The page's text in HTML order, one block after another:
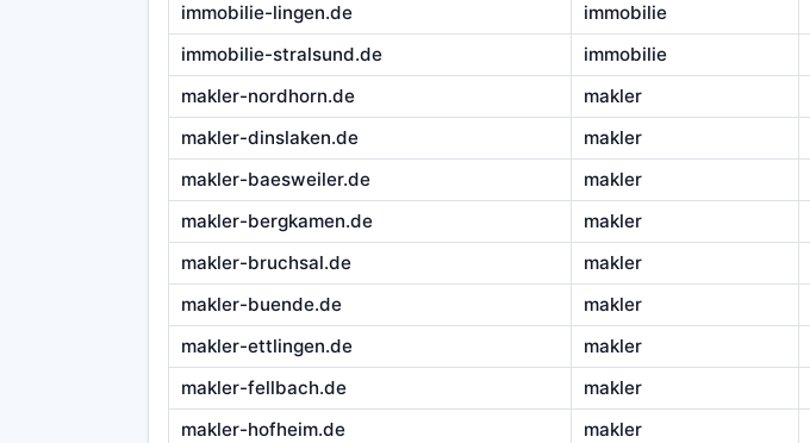
immobilie-lingen.de
immobilie
immobilie-stralsund.de
immobilie
makler-nordhorn.de
makler
makler-dinslaken.de
makler
makler-baesweiler.de
makler
makler-bergkamen.de
makler
makler-bruchsal.de
makler
makler-buende.de
makler
makler-ettlingen.de
makler
makler-fellbach.de
makler
makler-hofheim.de
makler